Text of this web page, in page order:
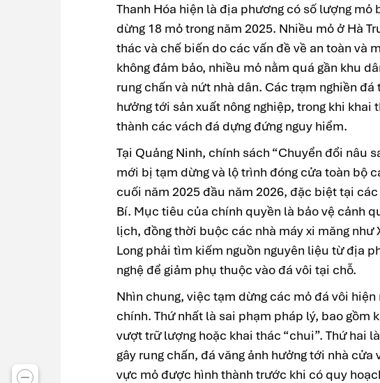
Thanh Hóa hiện là địa phương có số lượng
dừng 18 mỏ trong năm 2025. Nhiều mỏ ở Hà
thác và chế biến do các vấn đề về an toàn và
không đảm bảo, nhiều mỏ nằm quá gần khu
rung chấn và nứt nhà dân. Các trạm nghiền
hưởng tới sản xuất nông nghiệp, trong khi
thành các vách đá dựng đứng nguy hiểm.
Tại Quảng Ninh, chính sách “Chuyển đổi nâu
mới bị tạm dừng và lộ trình đóng cửa toàn bộ
cuối năm 2025 đầu năm 2026, đặc biệt tại
Bí. Mục tiêu của chính quyền là bảo vệ cảnh
lịch, đồng thời buộc các nhà máy xi măng như
Long phải tìm kiếm nguồn nguyên liệu từ địa
nghệ để giảm phụ thuộc vào đá vôi tại chỗ.
Nhìn chung, việc tạm dừng các mỏ đá vôi
chính. Thứ nhất là sai phạm pháp lý, bao gồm
vượt trữ lượng hoặc khai thác “chui”. Thứ hai
gây rung chấn, đá văng ảnh hưởng tới nhà
vực mỏ được hình thành trước khi có quy